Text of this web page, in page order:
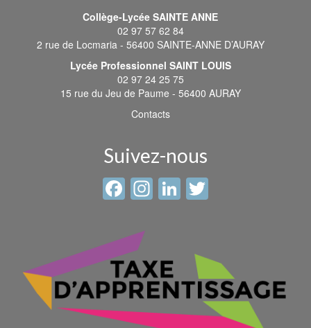
Collège-Lycée SAINTE ANNE
02 97 57 62 84
2 rue de Locmaria - 56400 SAINTE-ANNE D’AURAY
Lycée Professionnel SAINT LOUIS
02 97 24 25 75
15 rue du Jeu de Paume - 56400 AURAY
Contacts
Suivez-nous
Facebook
Instagram
LinkedIn